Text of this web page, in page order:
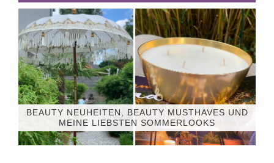
BEAUTY NEUHEITEN, BEAUTY MUSTHAVES UND
MEINE LIEBSTEN SOMMERLOOKS